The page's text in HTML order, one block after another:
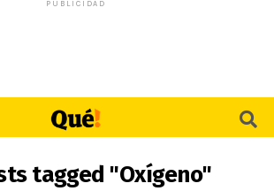
PUBLICIDAD
tagged "Oxígeno"